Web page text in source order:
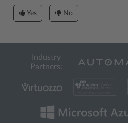
Yes No
Industry
Partners: